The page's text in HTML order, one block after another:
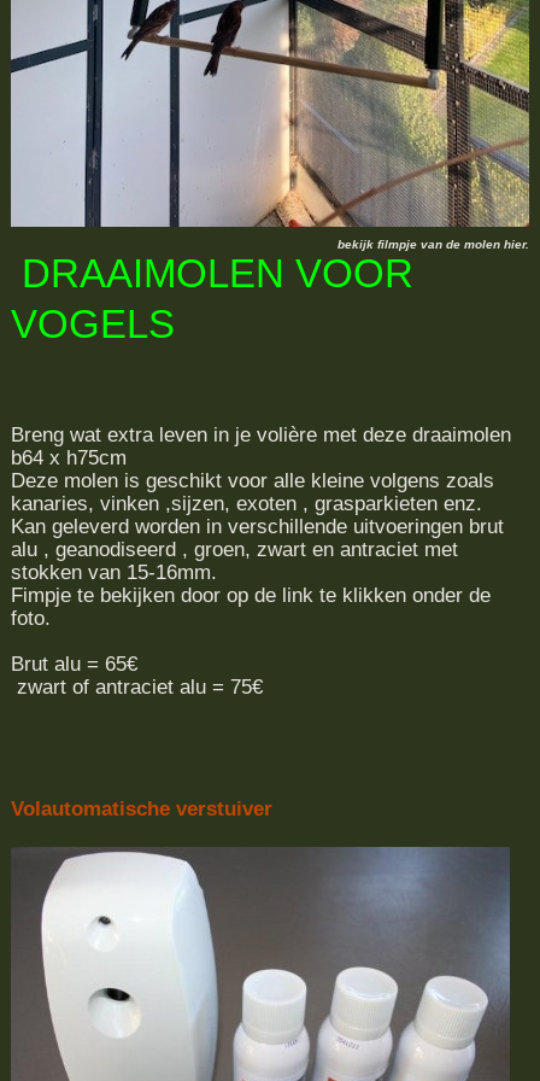
bekijk filmpje van de molen hier.
DRAAIMOLEN VOOR
VOGELS
Breng wat extra leven in je volière met deze draaimolen
b64 x h75cm
Deze molen is geschikt voor alle kleine volgens zoals
kanaries, vinken ,sijzen, exoten , grasparkieten enz.
Kan geleverd worden in verschillende uitvoeringen brut
alu , geanodiseerd , groen, zwart en antraciet met
stokken van 15-16mm.
Fimpje te bekijken door op de link te klikken onder de
foto.
Brut alu = 65€
zwart of antraciet alu = 75€
Volautomatische verstuiver